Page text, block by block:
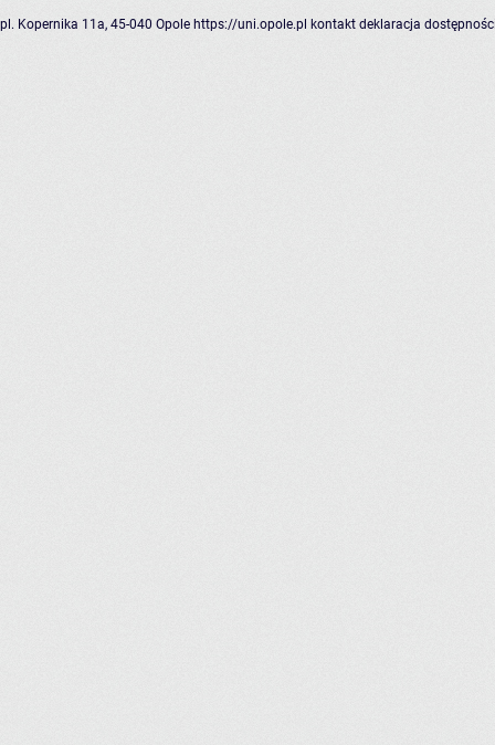
pl. Kopernika 11a, 45-040 Opole https://uni.opole.pl kontakt deklaracja